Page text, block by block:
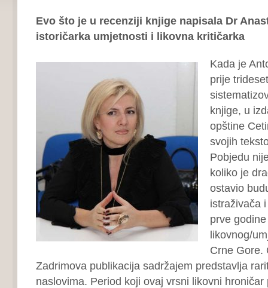
Evo što je u recenziji knjige napisala Dr
istoričarka umjetnosti i likovna kritičarka
Kada je
prije
knjige, u
opštine
svojih
Pobjedu
koliko je
ostavio
istraživača
prve
likovnog/
Crne Gore.
Zadrimova publikacija sadržajem predstavlja
naslovima. Period koji ovaj vrsni likovni hroničar